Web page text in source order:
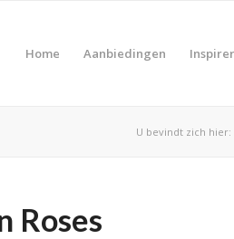
Home Aanbiedingen
U bevindt zich hier:
Roses